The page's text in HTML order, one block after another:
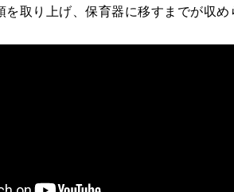
取り上げ、保育器に移すまでが収め